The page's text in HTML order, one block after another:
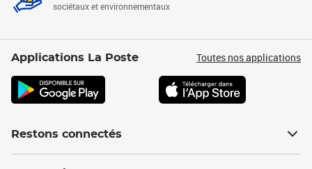
sociétaux et environnementaux
Applications La Poste Toutes nos applications
Restons connectés